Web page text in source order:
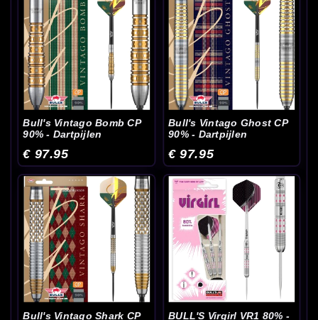
Bull's Vintago Bomb CP
90% - Dartpijlen
€ 97.95
Bull's Vintago Ghost CP
90% - Dartpijlen
€ 97.95
Bull's Vintago Shark CP
BULL'S Virgirl VR1 80% -